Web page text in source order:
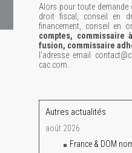
Alors pour toute demande
droit fiscal, conseil en
financement, conseil en
comptes, commissaire
fusion, commissaire
l'adresse email
cac.com.
Autres actualités
août 2026
France & DOM